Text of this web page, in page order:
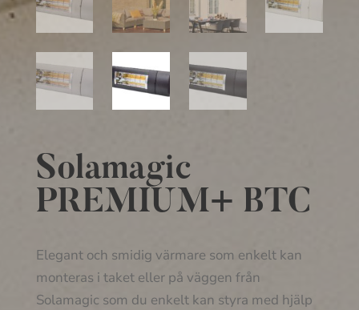
Solamagic
PREMIUM+ BTC
Elegant och smidig värmare som enkelt kan
monteras i taket eller på väggen från
Solamagic som du enkelt kan styra med hjälp